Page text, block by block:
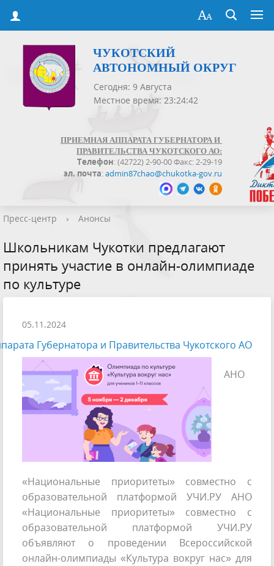
ЧУКОТСКИЙ
АВТОНОМНЫЙ ОКРУГ
Сегодня: 9 Августа
Местное время: 23:24:42
ПРИЕМНАЯ АППАРАТА ГУБЕРНАТОРА И
ПРАВИТЕЛЬСТВА ЧУКОТСКОГО АО:
Телефон: (42722) 2-90-00 Факс: 2-29-19
эл. почта:admin87chao@chukotka-gov.ru
Пресс-центр › Анонсы
Школьникам Чукотки предлагают
принять участие в онлайн-олимпиаде
по культуре
05.11.2024
Губернатора и Правительства Чукотского АО
АНО
«Национальные приоритеты» совместно с
образовательной платформой УЧИ.РУ АНО
«Национальные приоритеты» совместно с
образовательной платформой УЧИ.РУ
объявляют о проведении Всероссийской
онлайн-олимпиады «Культура вокруг нас» для